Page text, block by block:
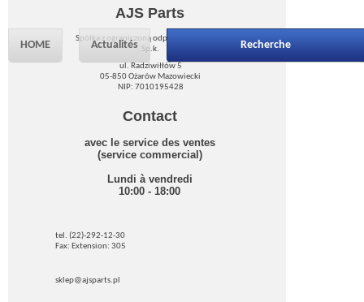
HOME Actualités Recherche
AJS Parts
Spółka z ograniczoną odpowiedzialnością
Sp.k.
ul. Radziwiłłów 5
05-850 Ożarów Mazowiecki
NIP: 7010195428
Contact
avec le service des ventes
(service commercial)
Lundi à vendredi
10:00 - 18:00
tel. (22)-292-12-30
Fax: Extension: 305
sklep@ajsparts.pl